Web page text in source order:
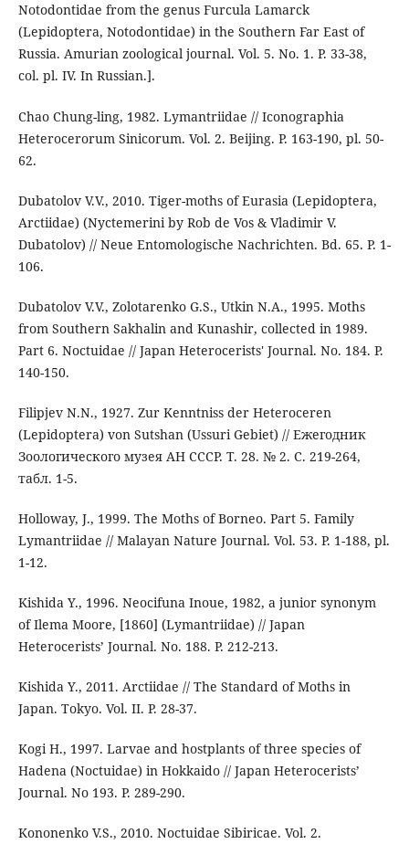
Notodontidae from the genus Furcula Lamarck
(Lepidoptera, Notodontidae) in the Southern Far East of
Russia. Amurian zoological journal. Vol. 5. No. 1. P. 33-38,
col. pl. IV. In Russian.].
Chao Chung-ling, 1982. Lymantriidae // Iconographia
Heterocerorum Sinicorum. Vol. 2. Beijing. P. 163-190, pl. 50-
62.
Dubatolov V.V., 2010. Tiger-moths of Eurasia (Lepidoptera,
Arctiidae) (Nyctemerini by Rob de Vos & Vladimir V.
Dubatolov) // Neue Entomologische Nachrichten. Bd. 65. P. 1-
106.
Dubatolov V.V., Zolotarenko G.S., Utkin N.A., 1995. Moths
from Southern Sakhalin and Kunashir, collected in 1989.
Part 6. Noctuidae // Japan Heterocerists' Journal. No. 184. P.
140-150.
Filipjev N.N., 1927. Zur Kenntniss der Heteroceren
(Lepidoptera) von Sutshan (Ussuri Gebiet) // Ежегодник
Зоологического музея АН СССР. Т. 28. № 2. С. 219-264,
табл. 1-5.
Holloway, J., 1999. The Moths of Borneo. Part 5. Family
Lymantriidae // Malayan Nature Journal. Vol. 53. P. 1-188, pl.
1-12.
Kishida Y., 1996. Neocifuna Inoue, 1982, a junior synonym
of Ilema Moore, [1860] (Lymantriidae) // Japan
Heterocerists’ Journal. No. 188. P. 212-213.
Kishida Y., 2011. Arctiidae // The Standard of Moths in
Japan. Tokyo. Vol. II. P. 28-37.
Kogi H., 1997. Larvae and hostplants of three species of
Hadena (Noctuidae) in Hokkaido // Japan Heterocerists’
Journal. No 193. P. 289-290.
Kononenko V.S., 2010. Noctuidae Sibiricae. Vol. 2.